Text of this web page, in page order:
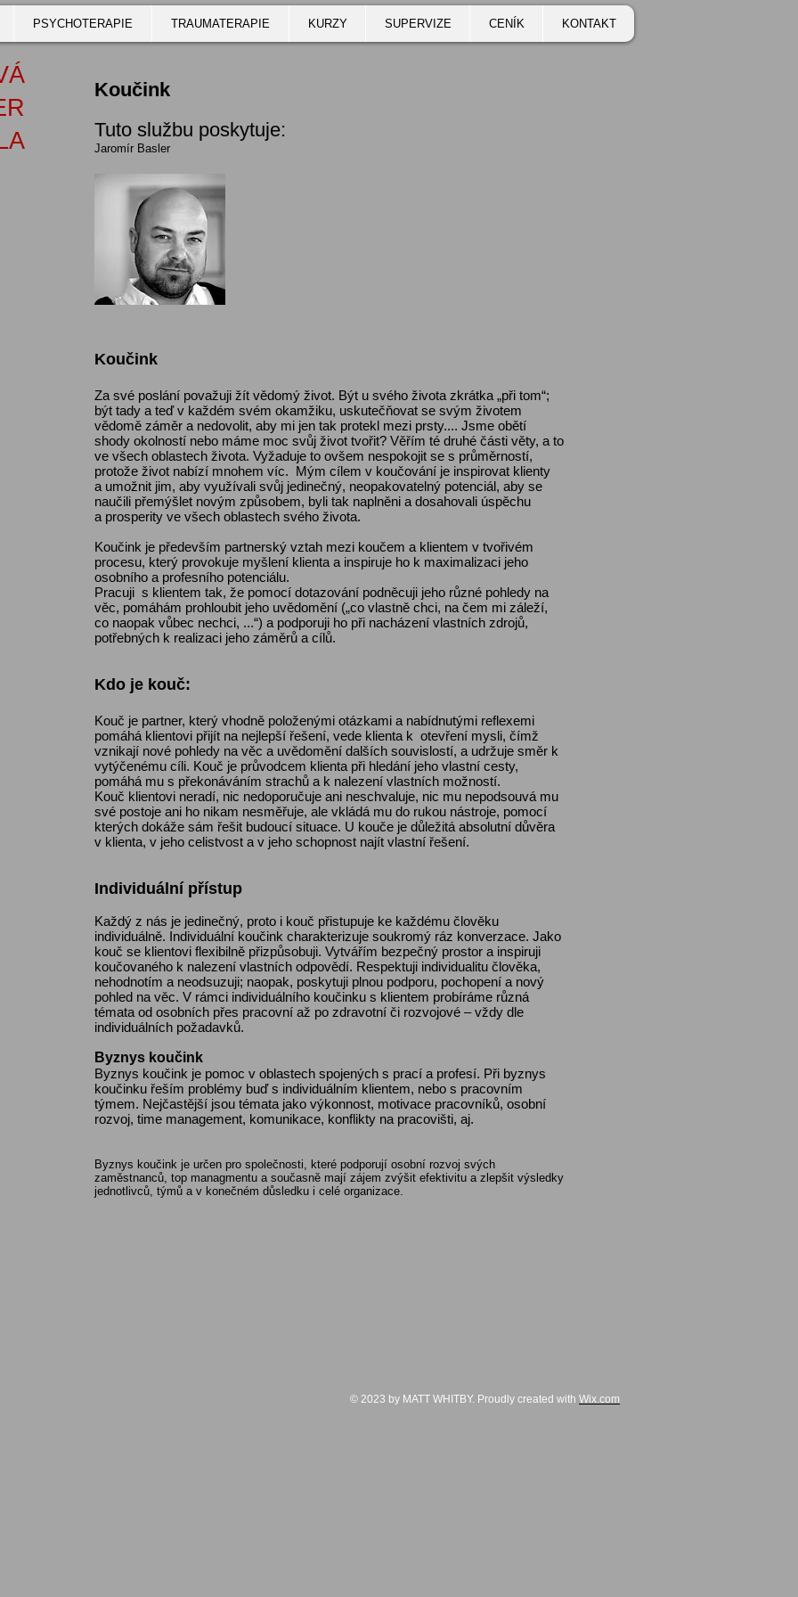
PSYCHOTERAPIE TRAUMATERAPIE KURZY SUPERVIZE CENÍK KONTAKT
Koučink
Tuto službu poskytuje:
Jaromír Basler
Koučink
Za své poslání považuji žít vědomý život. Být u svého života zkrátka „při tom“;
být tady a teď v každém svém okamžiku, uskutečňovat se svým životem
vědomě záměr a nedovolit, aby mi jen tak protekl mezi prsty.... Jsme obětí
shody okolností nebo máme moc svůj život tvořit? Věřím té druhé části věty, a to
ve všech oblastech života. Vyžaduje to ovšem nespokojit se s průměrností,
protože život nabízí mnohem víc. Mým cílem v koučování je inspirovat klienty
a umožnit jim, aby využívali svůj jedinečný, neopakovatelný potenciál, aby se
naučili přemýšlet novým způsobem, byli tak naplněni a dosahovali úspěchu
a prosperity ve všech oblastech svého života.
Koučink je především partnerský vztah mezi koučem a klientem v tvořivém
procesu, který provokuje myšlení klienta a inspiruje ho k maximalizaci jeho
osobního a profesního potenciálu.
Pracuji s klientem tak, že pomocí dotazování podněcuji jeho různé pohledy na
věc, pomáhám prohloubit jeho uvědomění („co vlastně chci, na čem mi záleží,
co naopak vůbec nechci, ...“) a podporuji ho při nacházení vlastních zdrojů,
potřebných k realizaci jeho záměrů a cílů.
Kdo je kouč:
Kouč je partner, který vhodně položenými otázkami a nabídnutými reflexemi
pomáhá klientovi přijít na nejlepší řešení, vede klienta k otevření mysli, čímž
vznikají nové pohledy na věc a uvědomění dalších souvislostí, a udržuje směr k
vytýčenému cíli. Kouč je průvodcem klienta při hledání jeho vlastní cesty,
pomáhá mu s překonáváním strachů a k nalezení vlastních možností.
Kouč klientovi neradí, nic nedoporučuje ani neschvaluje, nic mu nepodsouvá mu
své postoje ani ho nikam nesměřuje, ale vkládá mu do rukou nástroje, pomocí
kterých dokáže sám řešit budoucí situace. U kouče je důležitá absolutní důvěra
v klienta, v jeho celistvost a v jeho schopnost najít vlastní řešení.
Individuální přístup
Každý z nás je jedinečný, proto i kouč přistupuje ke každému člověku
individuálně. Individuální koučink charakterizuje soukromý ráz konverzace. Jako
kouč se klientovi flexibilně přizpůsobuji. Vytvářím bezpečný prostor a inspiruji
koučovaného k nalezení vlastních odpovědí. Respektuji individualitu člověka,
nehodnotím a neodsuzuji; naopak, poskytuji plnou podporu, pochopení a nový
pohled na věc. V rámci individuálního koučinku s klientem probíráme různá
témata od osobních přes pracovní až po zdravotní či rozvojové – vždy dle
individuálních požadavků.
Byznys koučink
Byznys koučink je pomoc v oblastech spojených s prací a profesí. Při byznys
koučinku řeším problémy buď s individuálním klientem, nebo s pracovním
týmem. Nejčastější jsou témata jako výkonnost, motivace pracovníků, osobní
rozvoj, time management, komunikace, konflikty na pracovišti, aj.
Byznys koučink je určen pro společnosti, které podporují osobní rozvoj svých
zaměstnanců, top managmentu a současně mají zájem zvýšit efektivitu a zlepšit výsledky
jednotlivců, týmů a v konečném důsledku i celé organizace.
© 2023 by MATT WHITBY. Proudly created with Wix.com